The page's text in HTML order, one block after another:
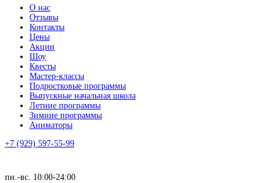
О нас
Отзывы
Контакты
Цены
Акции
Шоу
Квесты
Мастер-классы
Подростковые программы
Выпускные начальная школа
Летние программы
Зимние программы
Аниматоры
+7 (929) 597-55-99
пн.-вс. 10:00-24:00